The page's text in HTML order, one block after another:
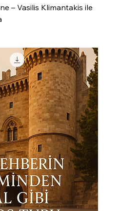
– Vasilis Klimantakis ile